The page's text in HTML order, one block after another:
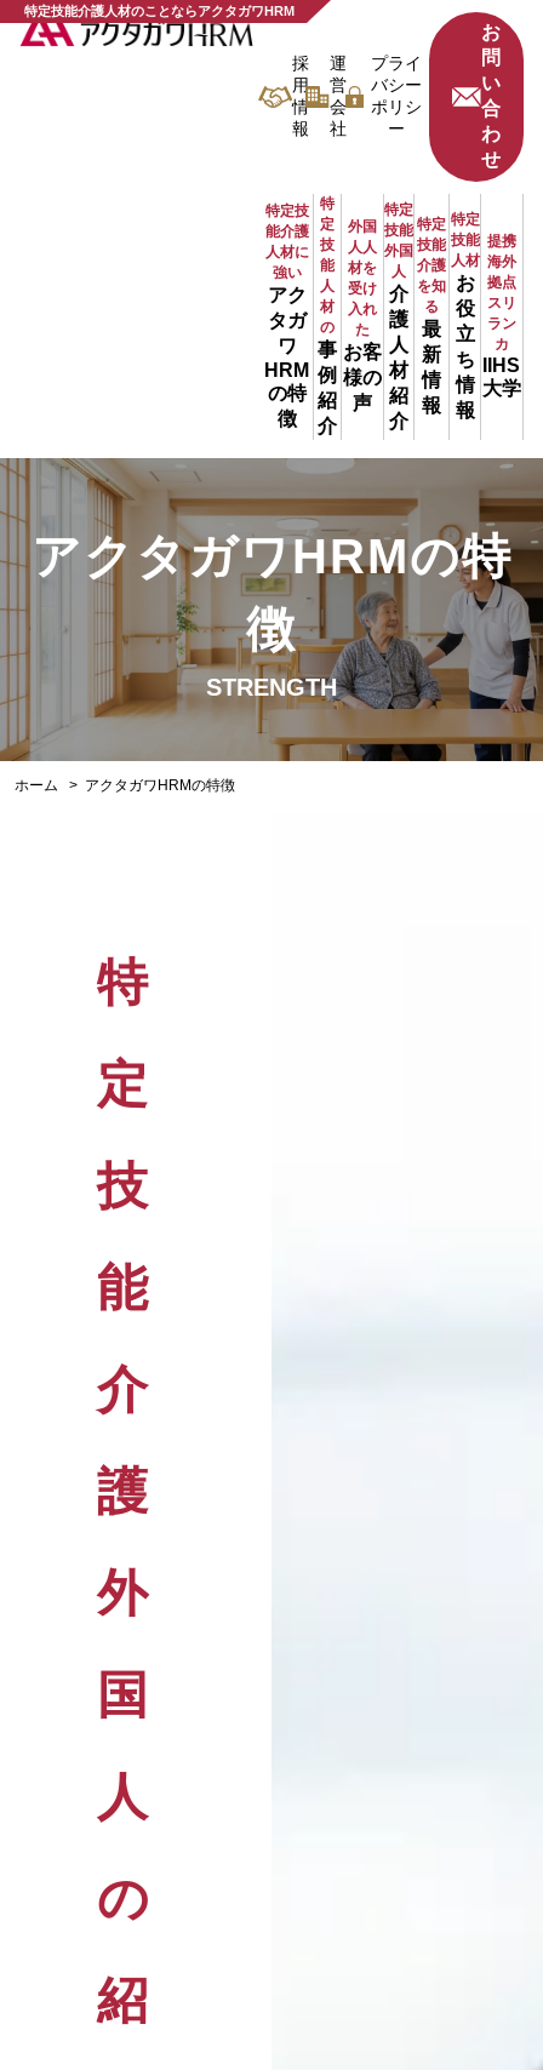
特定技能介護人材のことならアクタガワHRM
採
用
情
報
運
営
会
社
プライ
バシー
ポリシ
ー
お
問
い
合
わ
せ
特定技
能介護
人材に
強い
アク
タガ
ワ
HRM
の特
徴
特
定
技
能
人
材
の
事
例
紹
介
外国
人人
材を
受け
入れ
た
お客
様の
声
特定
技能
外国
人
介
護
人
材
紹
介
特定
技能
介護
を知
る
最
新
情
報
特定
技能
人材
お
役
立
ち
情
報
提携
海外
拠点
スリ
ラン
カ
IIHS
大学
アクタガワHRMの特
徴
STRENGTH
ホーム アクタガワHRMの特徴
特
定
技
能
介
護
外
国
人
の
紹